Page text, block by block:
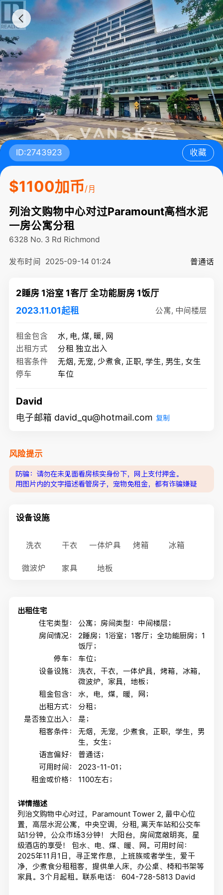
ID:2743923 收藏
$1100加币/月
列治文购物中心对过Paramount高档水泥
一房公寓分租
6328 No. 3 Rd Richmond
发布时间 2025-09-14 01:24 普通话
2睡房 1浴室 1客厅 全功能厨房 1饭厅
2023.11.01起租
公寓, 中间楼层
租金包含
水, 电, 煤, 暖, 网
出租方式
分租 独立出入
租客条件
无烟, 无宠, 少煮食, 正职, 学生, 男生, 女生
停车
车位
David
电子邮箱 david_qu@hotmail.com 复制
风险提示
防骗：请勿在未见面看房核实身份下，网上支付押金。
用图片内的文字描述看管房子，宠物免租金，都有诈骗嫌疑
设备设施
洗衣 干衣 一体炉具 烤箱 冰箱
微波炉 家具 地板
出租住宅
住宅类型：
公寓；房间类型：中间楼层；
房间情况：
2睡房；1浴室；1客厅；全功能厨房；1
饭厅；
停车：
车位；
设备设施：
洗衣，干衣，一体炉具，烤箱，冰箱，
微波炉，家具，地板；
租金包含：
水，电，煤，暖，网；
出租方式：
分租；
是否独立出入：
是；
租客条件：
无烟，无宠，少煮食，正职，学生，男
生，女生；
语言偏好：
普通话；
可用时间：
2023-11-01；
租金或价格：
1100左右；
详情描述
列治文购物中心对过，Paramount Tower 2, 最中心位
置，高层水泥公寓，中央空调，分租, 离天车站和公交车
站1分钟，公众市场3分钟！ 大阳台，房间宽敞明亮，星
级酒店的享受！ 包水、电、煤、暖、网。可用时间：
2025年11月1日，寻正常作息，上班族或者学生，爱干
净，少煮食分租租客，提供单人床，办公桌、椅和书架等
家具。3个月起租。联系电话： 604-728-5813 David